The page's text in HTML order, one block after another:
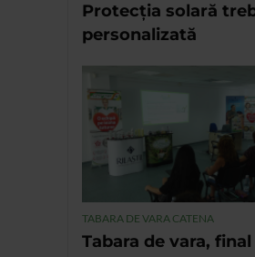
Protecția solară
personalizată
TABARA DE VARA CATENA
Tabara de vara, final